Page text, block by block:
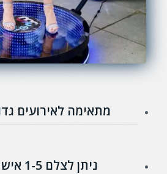
מתאימה לאירועים
ניתן לצלם 1-5 איש במקביל.